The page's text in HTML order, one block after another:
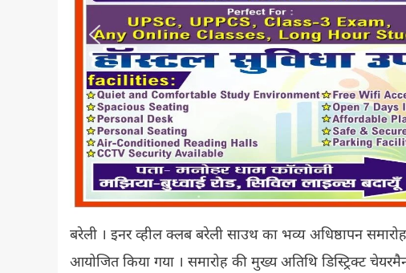
बरेली । इनर व्हील क्लब बरेली साउथ का भव्य अधिष्ठापन
आयोजित किया गया । समारोह की मुख्य अतिथि डिस्ट्रिक्ट